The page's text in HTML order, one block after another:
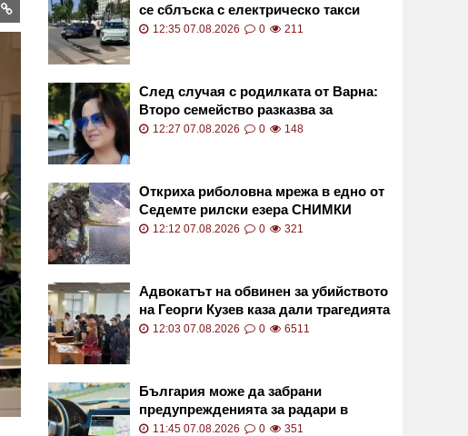
се сблъска с електрическо такси
СНИМКИ
12:35 07.08.2026 0 211
След случая с родилката от Варна:
Второ семейство разказва за
бременност с трагичен край
12:27 07.08.2026 0 148
Откриха риболовна мрежа в едно от
Седемте рилски езера СНИМКИ
12:12 07.08.2026 0 321
Адвокатът на обвинен за убийството
на Георги Кузев каза дали трагедията
е била планирана
12:03 07.08.2026 0 6511
България може да забрани
предупрежденията за радари в
навигационните приложения
11:45 07.08.2026 0 351